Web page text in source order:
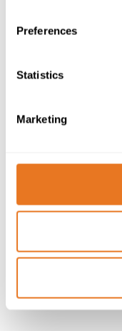
Preferences
Statistics
Marketing
EMPLACEMENT:
câbles d’alimentation
construction de